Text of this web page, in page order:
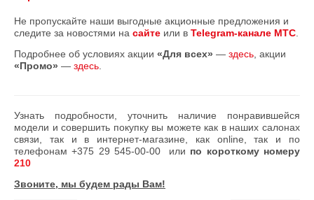
Не пропускайте наши выгодные акционные предложения и
следите за новостями на сайте или в Telegram-канале МТС
Подробнее об условиях акции «Для всех» — здесь , акции
«Промо» — здесь
Узнать подробности, уточнить наличие понравившейся
модели и совершить покупку вы можете как в наших салонах
связи, так и в интернет-магазине, как online, так и по
телефонам+375 29 545-00-00 или по короткому номеру
210
Звоните, мы будем рады Вам!